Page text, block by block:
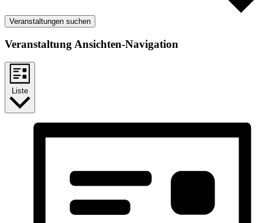
Veranstaltungen suchen
Veranstaltung Ansichten-Navigation
Liste